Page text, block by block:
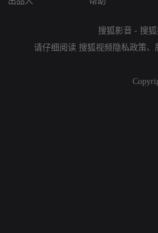
搜狐影音 - 搜
请仔细阅读 搜狐视频隐私政策、